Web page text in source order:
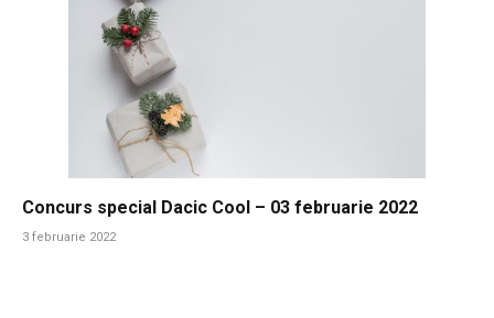
Concurs special Dacic Cool – 03 februarie 2022
3 februarie 2022